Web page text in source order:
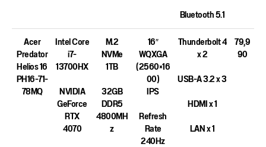
Bluetooth 5.1
Acer
Predator
Helios 16
PH16-71-
78MQ
Intel Core
i7-
13700HX
NVIDIA
GeForce
RTX
4070
M.2
NVMe
1TB
32GB
DDR5
4800MH
z
16″
WQXGA
(2560×16
00)
IPS
Refresh
Rate
240Hz
Thunderbolt 4
x 2
USB-A 3.2 x 3
HDMI x 1
LAN x 1
79,9
90